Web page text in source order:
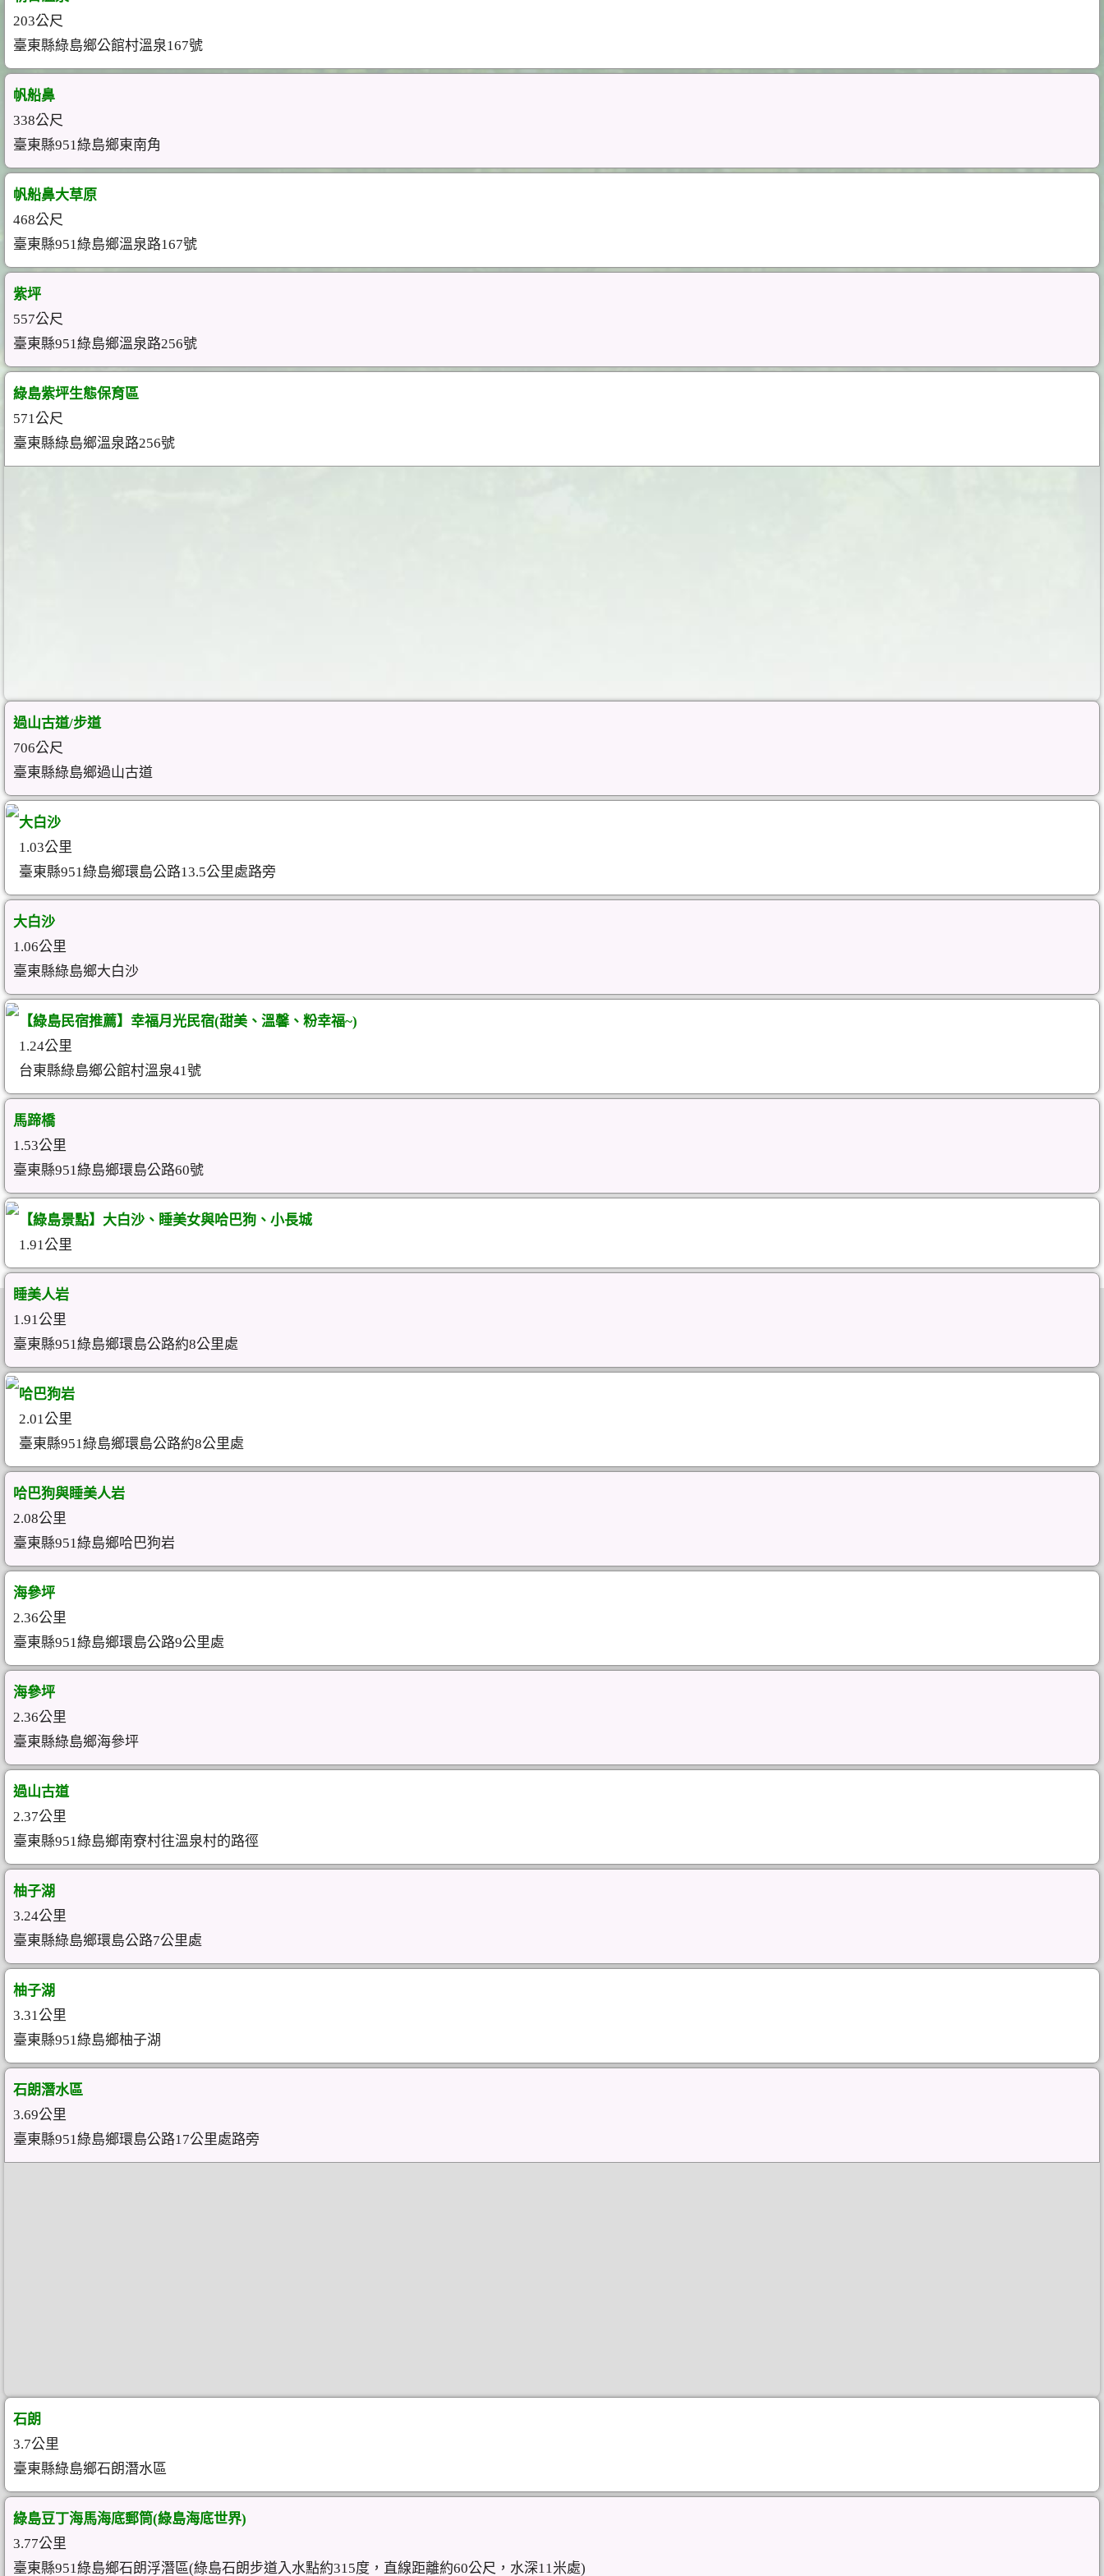
203公尺
臺東縣綠島鄉公館村溫泉167號
帆船鼻
338公尺
臺東縣951綠島鄉東南角
帆船鼻大草原
468公尺
臺東縣951綠島鄉溫泉路167號
紫坪
557公尺
臺東縣951綠島鄉溫泉路256號
綠島紫坪生態保育區
571公尺
臺東縣綠島鄉溫泉路256號
過山古道/步道
706公尺
臺東縣綠島鄉過山古道
大白沙
1.03公里
臺東縣951綠島鄉環島公路13.5公里處路旁
大白沙
1.06公里
臺東縣綠島鄉大白沙
【綠島民宿推薦】幸福月光民宿(甜美、溫馨、粉幸福~)
1.24公里
台東縣綠島鄉公館村溫泉41號
馬蹄橋
1.53公里
臺東縣951綠島鄉環島公路60號
【綠島景點】大白沙、睡美女與哈巴狗、小長城
1.91公里
睡美人岩
1.91公里
臺東縣951綠島鄉環島公路約8公里處
哈巴狗岩
2.01公里
臺東縣951綠島鄉環島公路約8公里處
哈巴狗與睡美人岩
2.08公里
臺東縣951綠島鄉哈巴狗岩
海參坪
2.36公里
臺東縣951綠島鄉環島公路9公里處
海參坪
2.36公里
臺東縣綠島鄉海參坪
過山古道
2.37公里
臺東縣951綠島鄉南寮村往溫泉村的路徑
柚子湖
3.24公里
臺東縣綠島鄉環島公路7公里處
柚子湖
3.31公里
臺東縣951綠島鄉柚子湖
石朗潛水區
3.69公里
臺東縣951綠島鄉環島公路17公里處路旁
石朗
3.7公里
臺東縣綠島鄉石朗潛水區
綠島豆丁海馬海底郵筒(綠島海底世界)
3.77公里
臺東縣951綠島鄉石朗浮潛區(綠島石朗步道入水點約315度，直線距離約60公尺，水深11米處)